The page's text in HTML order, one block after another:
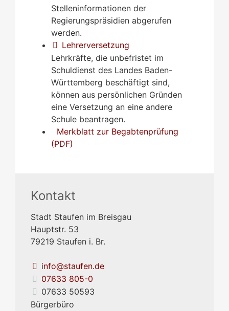
Stelleninformationen der
Regierungspräsidien abgerufen
werden.
Lehrerversetzung
Lehrkräfte, die unbefristet im
Schuldienst des Landes Baden-
Württemberg beschäftigt sind,
können aus persönlichen Gründen
eine Versetzung an eine andere
Schule beantragen.
Merkblatt zur Begabtenprüfung
(PDF)
Kontakt
Stadt Staufen im Breisgau
Hauptstr. 53
79219 Staufen i. Br.
info@staufen.de
07633 805-0
07633 50593
Bürgerbüro